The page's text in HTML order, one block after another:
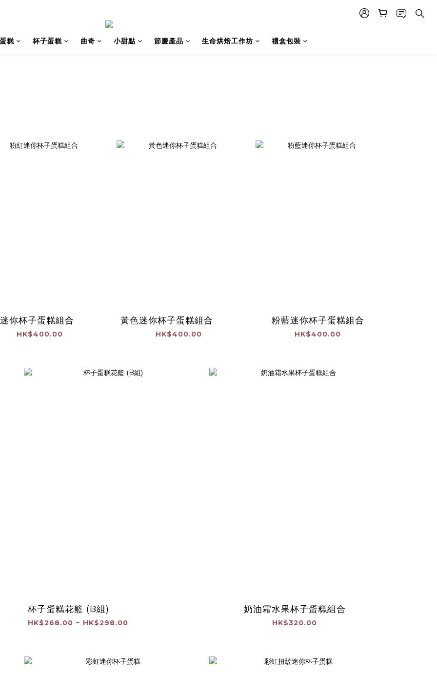
蛋糕 杯子蛋糕 曲奇 小甜點 節慶產品 生命烘焙工作坊 禮盒包裝
你杯子蛋糕組合
HK$400.00
黃色迷你杯子蛋糕組合
HK$400.00
粉藍迷你杯子蛋糕組合
HK$400.00
杯子蛋糕花籃 (B組)
HK$268.00 ~ HK$298.00
奶油霜水果杯子蛋糕組合
HK$320.00